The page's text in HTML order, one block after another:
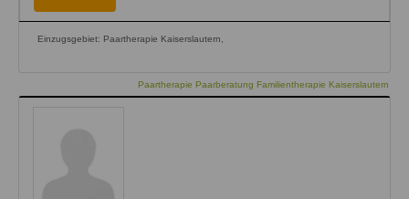
Einzugsgebiet: Paartherapie Kaiserslautern,
Paartherapie Paarberatung Familientherapie Kaiserslautern